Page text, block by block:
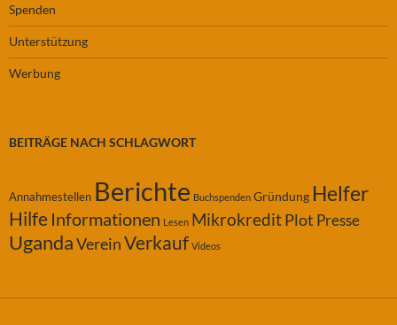
Spenden
Unterstützung
Werbung
BEITRÄGE NACH SCHLAGWORT
Annahmestellen Berichte Buchspenden Gründung Helfer
Hilfe Informationen Lesen MikrokreditPlot Presse
UgandaVereinVerkauf Videos